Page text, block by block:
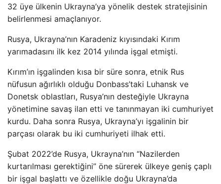
32 üye ülkenin Ukrayna’ya yönelik destek stratejisinin
belirlenmesi amaçlanıyor.
Rusya, Ukrayna’nın Karadeniz kıyısındaki Kırım
yarımadasını ilk kez 2014 yılında işgal etmişti.
Kırım’ın işgalinden kısa bir süre sonra, etnik Rus
nüfusun ağırlıklı olduğu Donbass’taki Luhansk ve
Donetsk oblastları, Rusya’nın desteğiyle Ukrayna
yönetimine savaş ilan etti ve tanınmayan iki cumhuriyet
kurdu. Daha sonra Rusya, Ukrayna’yı işgalinin bir
parçası olarak bu iki cumhuriyeti ilhak etti.
Şubat 2022’de Rusya, Ukrayna’nın “Nazilerden
kurtarılması gerektiğini” öne sürerek ülkeye geniş çaplı
bir işgal başlattı ve özellikle doğu Ukrayna’da